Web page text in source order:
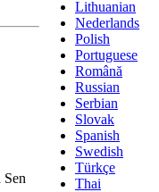
Lithuanian
Nederlands
Polish
Portuguese
Română
Russian
Serbian
Slovak
Spanish
Swedish
Türkçe
Thai